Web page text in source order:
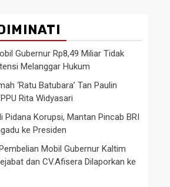
Gubernur Rp8,49 Miliar Tidak
Melanggar Hukum
‘Ratu Batubara’ Tan Paulin
Rita Widyasari
Pidana Korupsi, Mantan Pincab BRI
ke Presiden
Mobil Gubernur Kaltim
dan CV.Afisera Dilaporkan ke